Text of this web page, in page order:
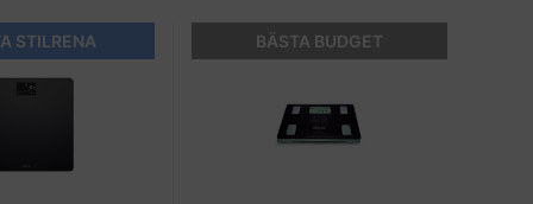
STILRENA BÄSTA BUDGET